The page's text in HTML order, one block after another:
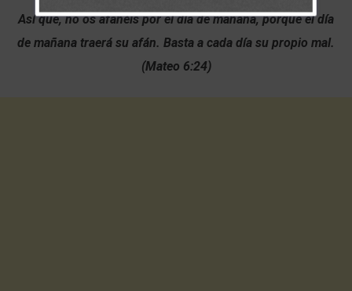
Así que, no os afanéis por el día de mañana, porque el día
de mañana traerá su afán. Basta a cada día su propio mal.
(Mateo 6:24)